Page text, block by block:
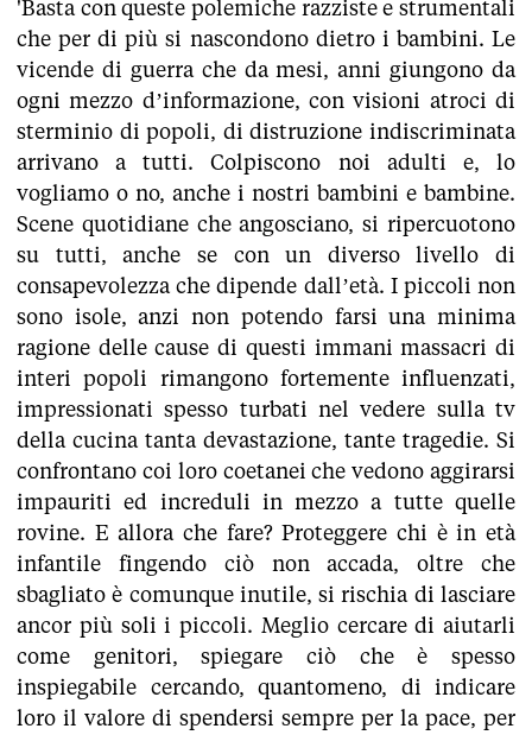
'Basta con queste polemiche razziste e strumentali
che per di più si nascondono dietro i bambini. Le
vicende di guerra che da mesi, anni giungono da
ogni mezzo d’informazione, con visioni atroci di
sterminio di popoli, di distruzione indiscriminata
arrivano a tutti. Colpiscono noi adulti e, lo
vogliamo o no, anche i nostri bambini e bambine.
Scene quotidiane che angosciano, si ripercuotono
su tutti, anche se con un diverso livello di
consapevolezza che dipende dall’età. I piccoli non
sono isole, anzi non potendo farsi una minima
ragione delle cause di questi immani massacri di
interi popoli rimangono fortemente influenzati,
impressionati spesso turbati nel vedere sulla tv
della cucina tanta devastazione, tante tragedie. Si
confrontano coi loro coetanei che vedono aggirarsi
impauriti ed increduli in mezzo a tutte quelle
rovine. E allora che fare? Proteggere chi è in età
infantile fingendo ciò non accada, oltre che
sbagliato è comunque inutile, si rischia di lasciare
ancor più soli i piccoli. Meglio cercare di aiutarli
come genitori, spiegare ciò che è spesso
inspiegabile cercando, quantomeno, di indicare
loro il valore di spendersi sempre per la pace, per